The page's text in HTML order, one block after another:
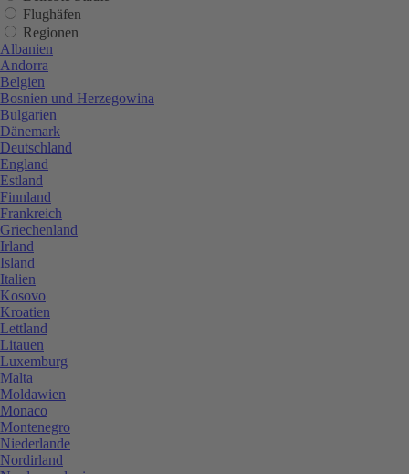
Flughäfen
Regionen
Albanien
Andorra
Belgien
Bosnien und Herzegowina
Bulgarien
Dänemark
Deutschland
England
Estland
Finnland
Frankreich
Griechenland
Irland
Island
Italien
Kosovo
Kroatien
Lettland
Litauen
Luxemburg
Malta
Moldawien
Monaco
Montenegro
Niederlande
Nordirland